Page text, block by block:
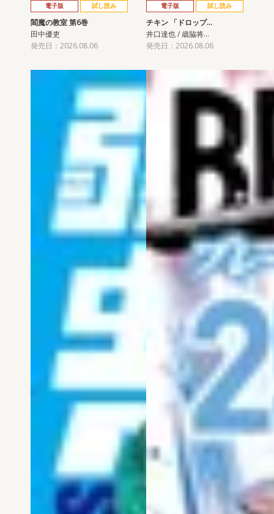
電子版 試し読み
閻魔の教室 第6巻
田中優吏
発売日：2026.08.06
電子版 試し読み
チキン 「ドロップ…
井口達也 / 歳脇将…
発売日：2026.08.06